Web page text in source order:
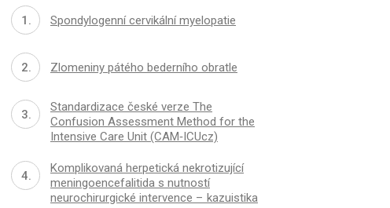
Spondylogenní cervikální myelopatie
Zlomeniny pátého bederního obratle
Standardizace české verze The
Confusion Assessment Method for the
Intensive Care Unit (CAM‑ICUcz)
Komplikovaná herpetická nekrotizující
meningoencefalitida s nutností
neurochirurgické intervence – kazuistika